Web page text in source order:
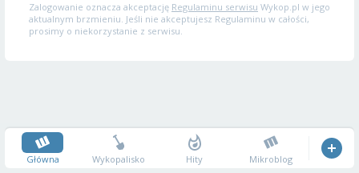
Zalogowanie oznacza akceptację Regulaminu serwisu Wykop.pl w jego
aktualnym brzmieniu. Jeśli nie akceptujesz Regulaminu w całości,
prosimy o niekorzystanie z serwisu.
Główna Wykopalisko Hity Mikroblog